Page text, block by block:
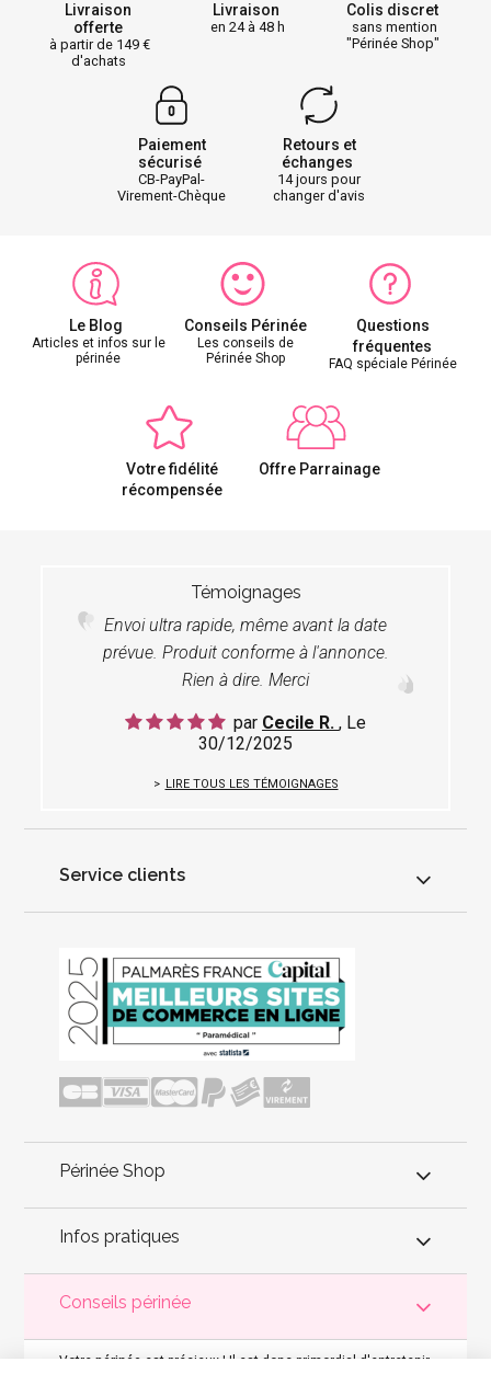
Livraison
offerte
à partir de 149
d'achats
Livraison
en 24 à 48 h
Colis discret
sans mention
"Périnée Shop"
Paiement
sécurisé
CB-PayPal-
Virement-Chèque
Retours et
échanges
14 jours pour
changer d'avis
Le Blog
Articles et infos sur le
périnée
Conseils Périnée
Les conseils de
Périnée Shop
Questions
fréquentes
FAQ spéciale Périnée
Votre fidélité
récompensée
Offre Parrainage
Témoignages
Envoi ultra rapide, même avant la date
prévue. Produit conforme à l'annonce.
Rien à dire. Merci
par Cecile R. , Le
30/12/2025
LIRE TOUS LES TÉMOIGNAGES
Service clients
Périnée Shop
Infos pratiques
Conseils périnée
Votre périnée est précieux ! Il est donc primordial d'entretenir,